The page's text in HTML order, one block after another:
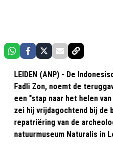
LEIDEN (ANP) - De
Fadli Zon, noemt de
een "stap naar het helen
zei hij vrijdagochtend bij de
repatriëring van de
natuurmuseum Naturalis in